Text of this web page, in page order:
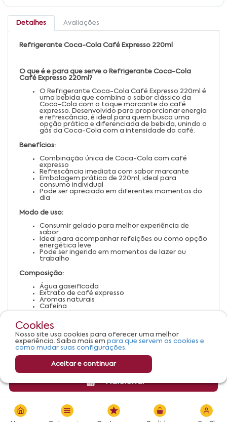
Adicionar
Detalhes Avaliações
Refrigerante Coca-Cola Café Expresso 220ml
O que é e para que serve o Refrigerante Coca-Cola
Café Expresso 220ml?
O Refrigerante Coca-Cola Café Expresso 220ml é
uma bebida que combina o sabor clássico da
Coca-Cola com o toque marcante do café
expresso. Desenvolvido para proporcionar energia
e refrescância, é ideal para quem busca uma
opção prática e diferenciada de bebida, unindo o
gás da Coca-Cola com a intensidade do café.
Benefícios:
Combinação única de Coca-Cola com café
expresso
Refrescância imediata com sabor marcante
Embalagem prática de 220ml, ideal para
consumo individual
Pode ser apreciado em diferentes momentos do
dia
Modo de uso:
Consumir gelado para melhor experiência de
sabor
Ideal para acompanhar refeições ou como opção
energética leve
Pode ser ingerido em momentos de lazer ou
trabalho
Composição:
Água gaseificada
Extrato de café expresso
Aromas naturais
Cafeína
Advertências:
Conservar em local fresco e seco
Evitar exposição ao sol ou calor excessivo
Cookies
Nosso site usa cookies para oferecer uma melhor
experiência. Saiba mais em para que servem os cookies e
como mudar suas configurações.
Aceitar e continuar